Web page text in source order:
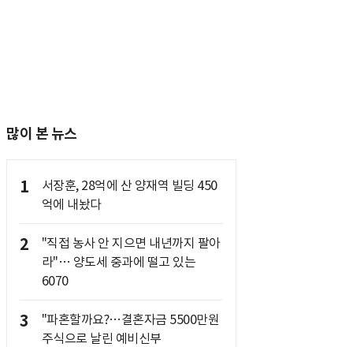
많이 본 뉴스
1
서장훈, 28억에 산 양재역 빌딩 450
억에 내놨다
2
"직접 농사 안 지으면 내년까지 팔아
라"… 양도세 중과에 떨고 있는
6070
3
"파혼할까요?…결혼자금 5500만원
주식으로 날린 예비신부